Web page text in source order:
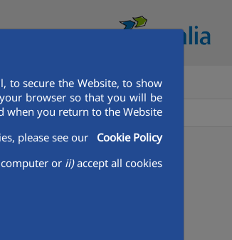
to secure the Website, to show
browser so that you will be
when you return to the Website.
please see our
Cookie Policy
or ii)accept all cookies.
بيت تعرف
Aqualia Mena أكواليا في منطقة